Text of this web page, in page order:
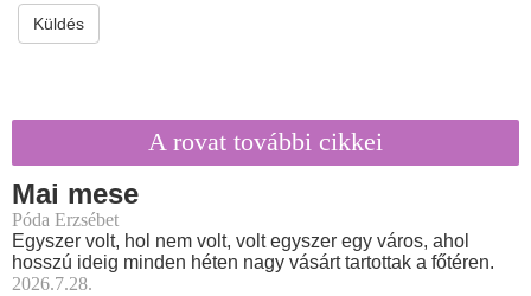
Küldés
A rovat további cikkei
Mai mese
Póda Erzsébet
Egyszer volt, hol nem volt, volt egyszer egy város, ahol
hosszú ideig minden héten nagy vásárt tartottak a főtéren.
2026.7.28.